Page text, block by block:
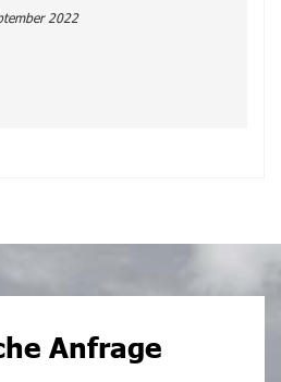
2022
Anfrage